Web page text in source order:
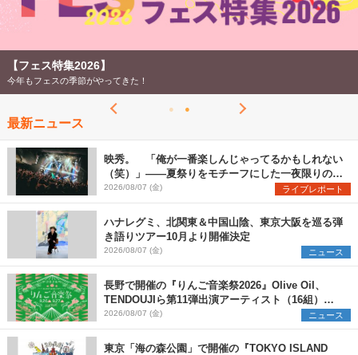
【フェス特集2026】
今年もフェスの季節がやってきた！
最新ニュース
映秀。 「俺が一番楽しんじゃってるかもしれない
（笑）」――夏祭りをモチーフにした一夜限りのス
ペシャルライブ『色祭』レポート
2026/08/07 (金) ライブレポート
ハナレグミ、北関東＆中国山陰、東京大阪を巡る弾
き語りツアー10月より開催決定
2026/08/07 (金) ニュース
長野で開催の『りんご音楽祭2026』Olive Oil、
TENDOUJIら第11弾出演アーティスト（16組）を
発表
2026/08/07 (金) ニュース
東京「海の森公園」で開催の『TOKYO ISLAND